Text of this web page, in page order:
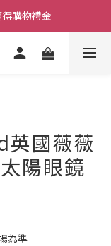
購物禮金
國薇薇
陽眼鏡
為準